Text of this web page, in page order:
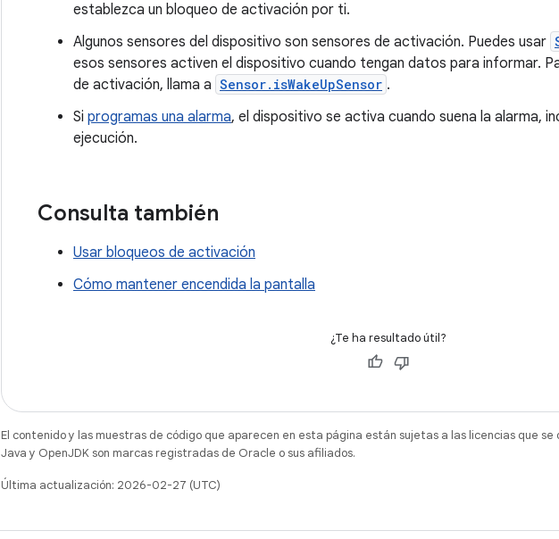
establezca un bloqueo de activación por ti.
Algunos sensores del dispositivo son sensores de activación. Puedes usar
esos sensores activen el dispositivo cuando tengan datos para informar.
de activación, llama a Sensor.isWakeUpSensor .
Si programas una alarma, el dispositivo se activa cuando suena la alarma,
ejecución.
Consulta también
Usar bloqueos de activación
Cómo mantener encendida la pantalla
¿Te ha resultado útil?
El contenido y las muestras de código que aparecen en esta página están sujetas a las licencias que se
Java y OpenJDK son marcas registradas de Oracle o sus afiliados.
Última actualización: 2026-02-27 (UTC)